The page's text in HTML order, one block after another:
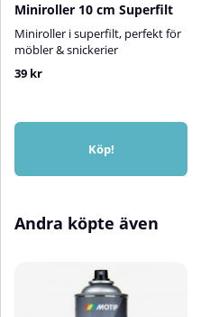
Miniroller 10 cm Superfilt
Miniroller i superfilt, perfekt för
möbler & snickerier
39 kr
Köp!
Andra köpte även